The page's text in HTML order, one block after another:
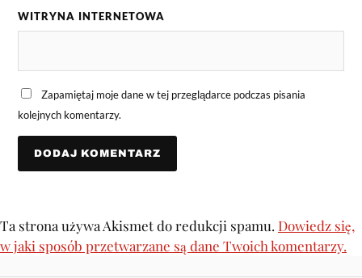
WITRYNA INTERNETOWA
Zapamiętaj moje dane w tej przeglądarce podczas pisania
kolejnych komentarzy.
Ta strona używa Akismet do redukcji spamu. Dowiedz się,
w jaki sposób przetwarzane są dane Twoich komentarzy.